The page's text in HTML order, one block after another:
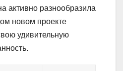
активно разнообразила
новом проекте
удивительную